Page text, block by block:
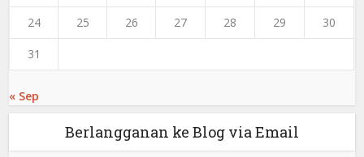
24 25 26 27 28 29 30
31
« Sep
Berlangganan ke Blog via Email